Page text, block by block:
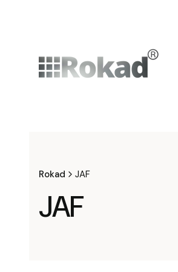
Rokad JAF
JAF